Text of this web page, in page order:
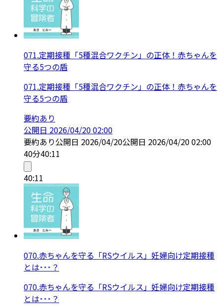
071.定期接種「5種混合ワクチン」の正体！赤ちゃんを
守る5つの盾
071.定期接種「5種混合ワクチン」の正体！赤ちゃんを
守る5つの盾
要約あり
公開日 2026/04/20 02:00
要約あり公開日 2026/04/20公開日 2026/04/20 02:00
40分40:11
40:11
070.赤ちゃんを守る「RSウイルス」妊婦向け定期接種
とは･･･？
070.赤ちゃんを守る「RSウイルス」妊婦向け定期接種
とは･･･？